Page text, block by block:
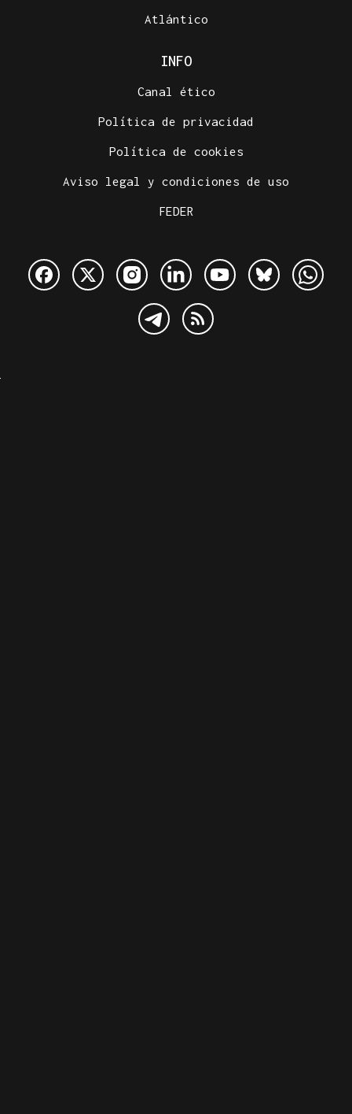
Atlántico
INFO
Canal ético
Política de privacidad
Política de cookies
Aviso legal y condiciones de uso
FEDER